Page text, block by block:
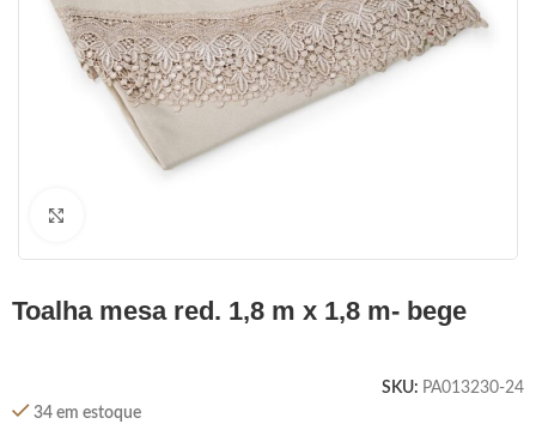
toalha mesa red. 1,8 m x 1,8 m- bege
SKU: PA013230-24
34 em estoque